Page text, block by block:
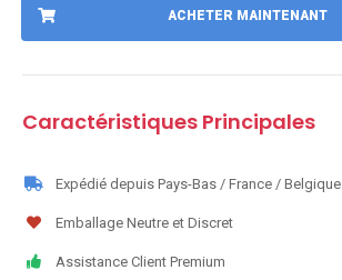
ACHETER MAINTENANT
Caractéristiques Principales
Expédié depuis Pays-Bas / France / Belgique
Emballage Neutre et Discret
Assistance Client Premium